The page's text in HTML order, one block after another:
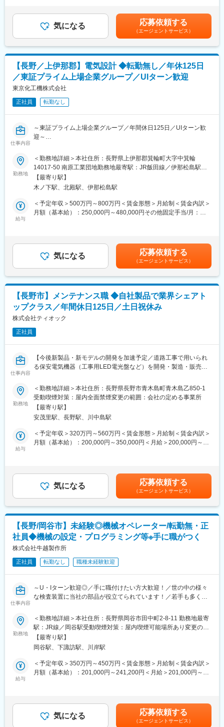
変更の範囲：会社の定める業務
・装置構造の検討および改良提案
・関連部署との連携 等
※2DCADの使用頻度が多いです。
め、毎回新しい設計に携わることができます。
※業務で「中学校レベルの数学的知識」を日常的に使用します。
・水平搬送装置制御用動力盤、操作盤
・水平搬送装置制御 等
■キャリアパス：
入社後は先輩社員の指導のもと、設計補助や部分設計から経験を
全体の設計へとステップアップします。将来的には顧客との仕様
打ち合わせや新規装置の構想設計に携わることも可能です。長野
県で腰を据えて技術を磨き、設計技術者として成長できる環境が
整っています。
■補足：
・本社2階が設計業務などを行う事務所となり、1階が製造現場と
・出張は少ないですが、装置納品時にメーカーの工場へ伺い確認
作業を行うことがございます。エリアは日本全国が対象で、一部
韓国・中国など海外工場へ伺う可能性もあります。
■当社について：
当社は創業以来58年間にわたり、プリント配線板製造装置メーカ
ーとして、エレクトロニクス業界の進展と共に歩んで参りまし
た。
プリント配線基板製造装置メーカーとして高い技術力が評価さ
れ、国内・海外のお客様に高い納入実績を誇っております。主に
す。
変更の範囲：無
気になる 応募依頼する
（エージェントサービス）
【長野／上伊那郡】電気設計 ◆転勤無し／年休125日
／東証プライム上場企業グループ／UIターン歓迎
東京化工機株式会社
正社員 転勤なし
仕事内容
～東証プライム上場企業グループ／年間休日125日／UIターン歓
迎～
プリント配線基板製造装置の製造販売を行うメーカーである当社
にて、電気設計を担当いただきます。現像装置やエッチングマシ
ン、剥離機、乾燥機など、電子部品製造に欠かせない装置を手が
けています。国内外の製造業を支える技術企業として実績を重ね
てきた企業で、長野県で理系分野の専門性を活かした転職を目指
す方に適した求人です。
■職種内容：
業などを担当します。
設計業務だけでなく、実際の装置に関わる工程まで幅広く携わる
ことができる点が特徴です。経験や能力に応じて担当業務を決定
■詳細：
・電気回路設計
・タッチパネル用ソフト作成
・制御盤設計
・経験や能力に応じた業務担当
※業務で「中学校レベルの数学的知識」を日常的に使用します。
■本ポジションのやりがい：
自ら設計した回路や制御が実際の産業装置として形になり、国内
外の製造現場で稼働していくことは大きな達成感につながりま
す。設計から装置完成まで一貫して関われるため、単なる図面作
ます。長野県のものづくり産業を支える一員として、専門技術を
深めながら社会に貢献できる仕事です。
や制御設計の実務を通じて装置理解を深め、将来的にはより高度
な設計や装置全体の設計に関わることが可能です。長期的な視点
で技術者としての成長を目指せる環境であり、長野県で安定した
キャリアを築きたい方に適しています。
■魅力：
・長野県上伊那エリア勤務で転勤なしの正社員採用
・年間休日125日で土日祝休みの週休二日制
・退職金制度あり、再雇用制度ありで長期就業が可能
・電気設計経験を活かし、さらに専門性を高められる環境
勤務地
＜勤務地詳細＞本社住所：長野県上伊那郡箕輪町大字中箕輪
14017-50 南原工業団地勤務地最寄駅：JR飯田線／伊那松島駅受
動喫煙対策：その他（■喫煙室設置）変更の範囲：会社の定める事
業所
【最寄り駅】
木ノ下駅、北殿駅、伊那松島駅
給与
＜予定年収＞500万円～800万円＜賃金形態＞月給制＜賃金内訳＞
月額（基本給）：250,000円～480,000円その他固定手当/月：
績）■賞与あり：年2回 賞与月数計4.5ヶ月（前年度実績）賃金は
あくまでも目安の金額であり、選考を通じて上下する可能性があ
ります。月給(月額)は固定手当を含めた表記です。
気になる 応募依頼する
（エージェントサービス）
【長野市】メンテナンス職 ◆自社製品で業界シェアト
ップクラス／年間休日125日／土日祝休み
株式会社ティオック
正社員
仕事内容
【今後新製品・新モデルの開発を加速予定／道路工事で用いられ
る保安電気機器（工事用LED電光盤など）を開発・製造・販売ま
■職務概要：
LEDを使用した工事現場の看板、工事用信号機、安全装置機器な
どのメンテナンス業務を担当していただきます。
■職務詳細：
・問い合わせ対応
・トラブル対応
・製品修理（社内および現地での対応）
・データ収集
道路工事や建設現場での安全対策製品（電光掲示板、信号機な
ど）を扱っているため、 営業先は建設・土木業界またはその関連
商社、建機レンタル会社などの企業が中心です。
回程度（多いときは2～3回）出張泊りとなります。
・残業時間：基本的に通常勤務となりますが、顧客都合で早出を
含めた残業が発生する場合があります。
■当社の特徴：
・当社は工事用LED電光盤の分野において長年培った独自の技
の要望に対して柔軟かつスピード感を持って対応できることを強
みとしております。
やかに応えられることで、大手建機レンタル会社から商社、工事
施工業者の方々まで、幅広いお客様から根強い支持を頂いており
ます。
・また、道路工事などの公共工事現場で利用される製品が多いこ
にあることも当社事業の特徴のひとつです。
・携わる製品を［街／道路上］で目にする機会も多く、自分たち
変更の範囲：会社の定める業務
勤務地
＜勤務地詳細＞本社住所：長野県長野市青木島町青木島乙850-1
受動喫煙対策：屋内全面禁煙変更の範囲：会社の定める事業所
【最寄り駅】
安茂里駅、長野駅、川中島駅
給与
＜予定年収＞320万円～560万円＜賃金形態＞月給制＜賃金内訳＞
月額（基本給）：200,000円～350,000円＜月給＞200,000円～
変動する場合があります。■昇給：年1回■賞与：年2回賃金はあく
までも目安の金額であり、選考を通じて上下する可能性がありま
す。月給(月額)は固定手当を含めた表記です。
気になる 応募依頼する
（エージェントサービス）
【長野/岡谷市】未経験◎機械オペレーター/転勤無・正
社員◆機械の設定・プログラミング等※手に職がつく
株式会社牛越製作所
正社員 転勤なし 職種未経験歓迎
仕事内容
～U・Iターン歓迎◎／手に職付けたい方大歓迎！／世の中の様々
な検査装置に当社の部品が役立てられています！／若手も多く活
■業務内容
半導体検査装置冶具や精密部品製造、専用機冶具、精密部品の製
造を行っている当社にて、部品加工の際のマシニングセンタの操
作をお任せします。
具体的には、マシニングセンタの設定や部品のセットなどからプ
ログラミング、実際の加工まで一通りの業務をお任せします。
【変更の範囲：会社の定める業務】
・未経験OK！マシニングセンタの使用経験をお持ちでない方でも
少しずつ業務を覚えていけるように段階を踏んで仕事を任せてい
くので、着実にスキルアップをしていただけます。
勤務地
＜勤務地詳細＞本社住所：長野県岡谷市田中町2-8-11 勤務地最寄
駅：JR線／岡谷駅受動喫煙対策：屋内喫煙可能場所あり変更の範
囲：会社の定める事業所
【最寄り駅】
岡谷駅、下諏訪駅、川岸駅
給与
＜予定年収＞350万円～450万円＜賃金形態＞月給制＜賃金内訳＞
月額（基本給）：201,000円～241,200円＜月給＞201,000円～
考を通じて上下する可能性があります。月給(月額)は固定手当を含
めた表記です。
気になる 応募依頼する
（エージェントサービス）